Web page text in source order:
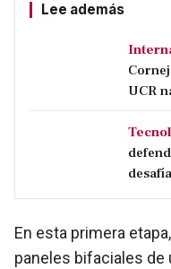
Lee además
UCR
En esta primera
paneles bifaciales de